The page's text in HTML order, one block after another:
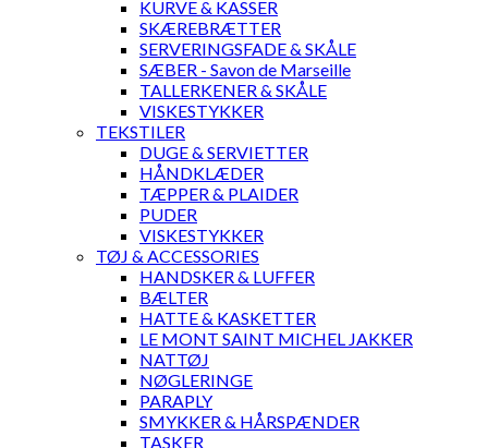
KURVE & KASSER
SKÆREBRÆTTER
SERVERINGSFADE & SKÅLE
SÆBER - Savon de Marseille
TALLERKENER & SKÅLE
VISKESTYKKER
TEKSTILER
DUGE & SERVIETTER
HÅNDKLÆDER
TÆPPER & PLAIDER
PUDER
VISKESTYKKER
TØJ & ACCESSORIES
HANDSKER & LUFFER
BÆLTER
HATTE & KASKETTER
LE MONT SAINT MICHEL JAKKER
NATTØJ
NØGLERINGE
PARAPLY
SMYKKER & HÅRSPÆNDER
TASKER